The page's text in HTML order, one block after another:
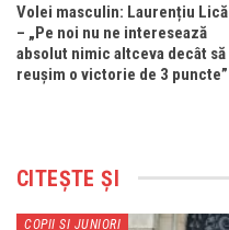
Volei masculin: Laurențiu Lică
– „Pe noi nu ne interesează
absolut nimic altceva decât să
reușim o victorie de 3 puncte”
CITEȘTE ȘI
COPII SI JUNIORI